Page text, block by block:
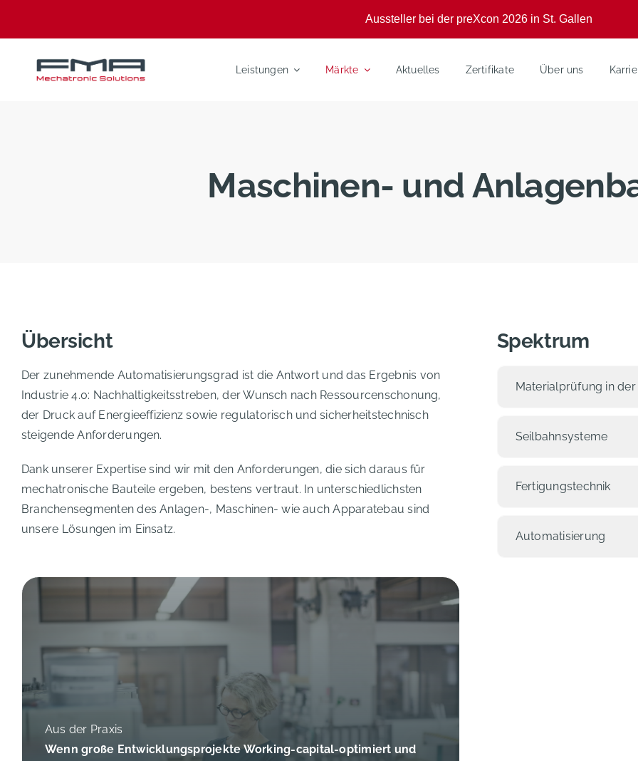
Aussteller bei der preXcon 2026 in St. Gallen
Leistungen Märkte Aktuelles Zertifikate Über uns
Maschinen- und
Übersicht
Der zunehmende Automatisierungsgrad ist die Antwort und das Ergebnis von
Industrie 4.0: Nachhaltigkeitsstreben, der Wunsch nach Ressourcenschonung,
der Druck auf Energieeffizienz sowie regulatorisch und sicherheitstechnisch
steigende Anforderungen.
Dank unserer Expertise sind wir mit den Anforderungen, die sich daraus für
mechatronische Bauteile ergeben, bestens vertraut. In unterschiedlichsten
Branchensegmenten des Anlagen-, Maschinen- wie auch Apparatebau sind
unsere Lösungen im Einsatz.
Aus der Praxis
Wenn große Entwicklungsprojekte Working-capital-optimiert und
Aus der Praxis
Umsetzungs-Geschwindigkeit bei gleichzeitiger Schonung der
Spektrum
Materialprüfung in
Seilbahnsysteme
Fertigungstechnik
Automatisierung